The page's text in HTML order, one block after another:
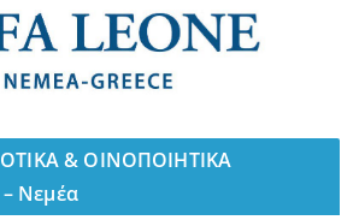
& ΟΙΝΟΠΟΙΗΤΙΚΑ
Νεμέα